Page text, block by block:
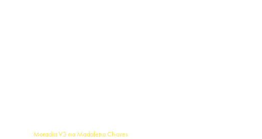
Moradia V3 na Madalena Chaves